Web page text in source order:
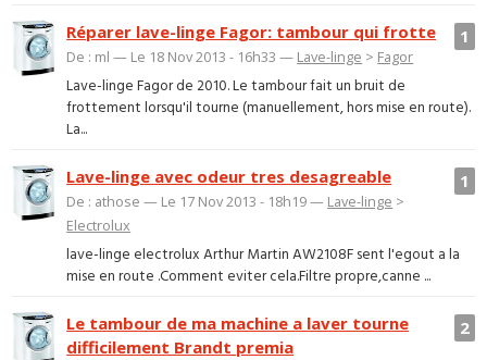
1
Réparer lave-linge Fagor: tambour qui frotte
De : ml — Le 18 Nov 2013 - 16h33 — Lave-linge > Fagor
Lave-linge Fagor de 2010. Le tambour fait un bruit de
frottement lorsqu'il tourne (manuellement, hors mise en route).
La...
1
Lave-linge avec odeur tres desagreable
De : athose — Le 17 Nov 2013 - 18h19 — Lave-linge >
Electrolux
lave-linge electrolux Arthur Martin AW2108F sent l'egout a la
mise en route .Comment eviter cela.Filtre propre,canne ...
2
Le tambour de ma machine a laver tourne
difficilement Brandt premia